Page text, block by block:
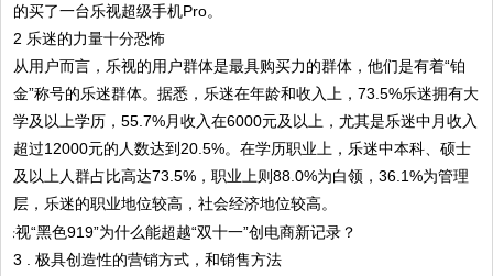
的买了一台乐视超级手机Pro。
2 乐迷的力量十分恐怖
从用户而言，乐视的用户群体是最具购买力的群体，他们是有着“铂
金”称号的乐迷群体。据悉，乐迷在年龄和收入上，73.5%乐迷拥有大
学及以上学历，55.7%月收入在6000元及以上，尤其是乐迷中月收入
超过12000元的人数达到20.5%。在学历职业上，乐迷中本科、硕士
及以上人群占比高达73.5%，职业上则88.0%为白领，36.1%为管理
层，乐迷的职业地位较高，社会经济地位较高。
3 . 极具创造性的营销方式，和销售方法